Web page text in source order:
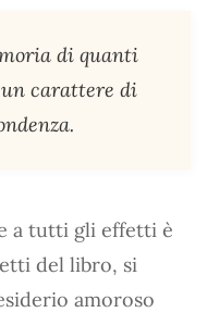
di quanti
un carattere di
a tutti gli effetti è
del libro, si
amoroso